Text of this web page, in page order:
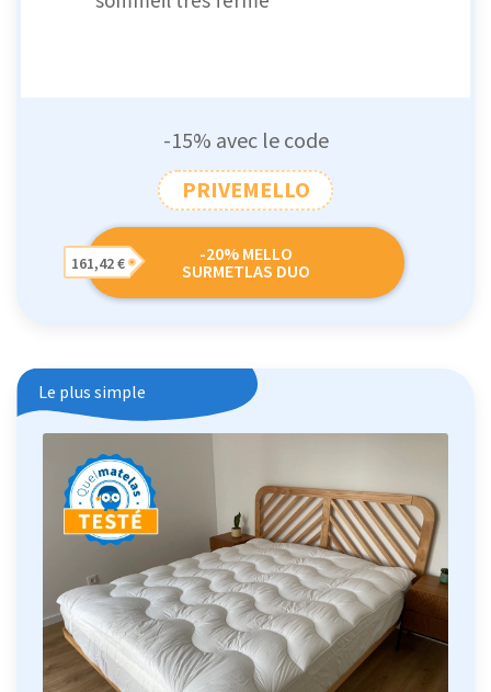
-15% avec le code
PRIVEMELLO
-20% MELLO
SURMETLAS DUO
161,42 €
Le plus simple